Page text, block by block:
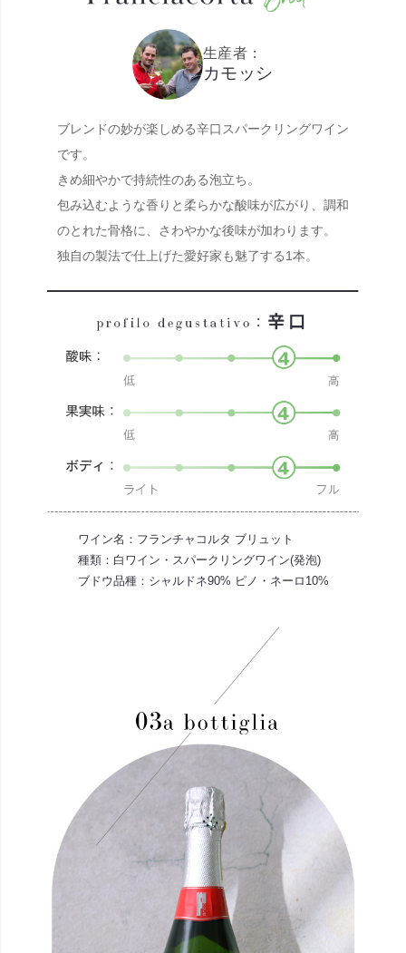
生産者：
カモッシ
ブレンドの妙が楽しめる辛口スパークリングワイン
です。
きめ細やかで持続性のある泡立ち。
包み込むような香りと柔らかな酸味が広がり、調和
のとれた骨格に、さわやかな後味が加わります。
独自の製法で仕上げた愛好家も魅了する1本。
ワイン名：フランチャコルタ ブリュット
種類：白ワイン・スパークリングワイン(発泡)
ブドウ品種：シャルドネ90% ピノ・ネーロ10%